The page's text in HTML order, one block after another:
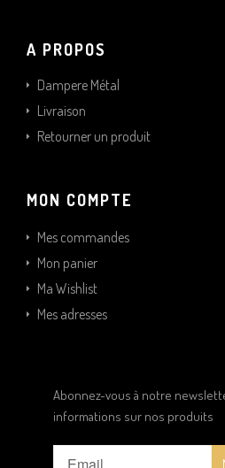
A PROPOS
Dampere Métal
Livraison
Retourner un produit
MON COMPTE
Mes commandes
Mon panier
Ma Wishlist
Mes adresses
Abonnez-vous à notre
informations sur nos produits